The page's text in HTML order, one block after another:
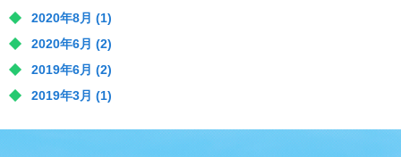
2020年8月 (1)
2020年6月 (2)
2019年6月 (2)
2019年3月 (1)